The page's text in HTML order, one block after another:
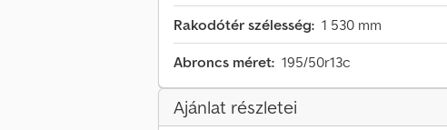
Rakodótér szélesség: 1 530 mm
Abroncs méret: 195/50r13c
Ajánlat részletei